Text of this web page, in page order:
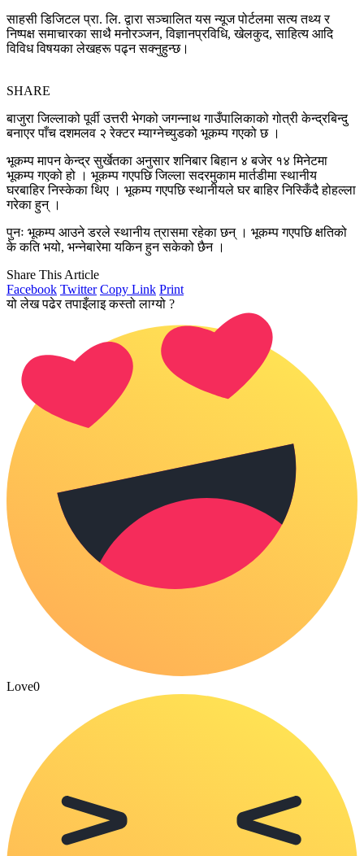
साहसी डिजिटल प्रा. लि. द्वारा सञ्चालित यस न्यूज पोर्टलमा सत्य तथ्य र
निष्पक्ष समाचारका साथै मनोरञ्जन, विज्ञानप्रविधि, खेलकुद, साहित्य आदि
विविध विषयका लेखहरू पढ्न सक्नुहुन्छ।
SHARE
बाजुरा जिल्लाको पूर्वी उत्तरी भेगको जगन्नाथ गाउँपालिकाको गोत्री केन्द्रबिन्दु
बनाएर पाँच दशमलव २ रेक्टर म्याग्नेच्युडको भूकम्प गएको छ ।
भूकम्प मापन केन्द्र सुर्खेतका अनुसार शनिबार बिहान ४ बजेर १४ मिनेटमा
भूकम्प गएको हो । भूकम्प गएपछि जिल्ला सदरमुकाम मार्तडीमा स्थानीय
घरबाहिर निस्केका थिए । भूकम्प गएपछि स्थानीयले घर बाहिर निस्किँदै होहल्ला
गरेका हुन् ।
पुनः भूकम्प आउने डरले स्थानीय त्रासमा रहेका छन् । भूकम्प गएपछि क्षतिको
के कति भयो, भन्नेबारेमा यकिन हुन सकेको छैन ।
Share This Article
Facebook Twitter Copy Link Print
यो लेख पढेर तपाइँलाइ कस्तो लाग्यो ?
Love0